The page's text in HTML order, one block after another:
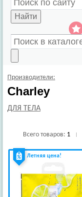
Найти
Производители:
Charley
ДЛЯ ТЕЛА
Всего товаров: 1
Летняя цена!